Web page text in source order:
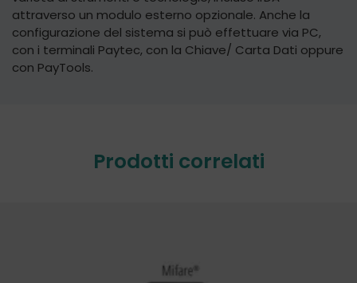
attraverso un modulo esterno opzionale. Anche la
configurazione del sistema si può effettuare via PC,
con i terminali Paytec, con la Chiave/ Carta Dati oppure
con PayTools.
Prodotti correlati